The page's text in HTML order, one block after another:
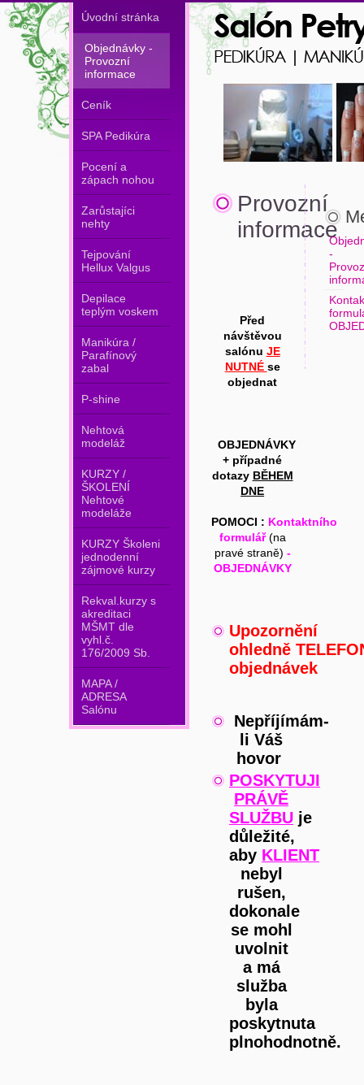
Úvodní stránka
Objednávky -
Provozní
informace
Ceník
SPA Pedikúra
Pocení a
zápach nohou
Zarůstajíci
nehty
Tejpování
Hellux Valgus
Depilace
teplým voskem
Manikúra /
Parafínový
zabal
P-shine
Nehtová
modeláž
KURZY /
ŠKOLENÍ
Nehtové
modeláže
KURZY Školeni
jednodenní
zájmové kurzy
Rekval.kurzy s
akreditaci
MŠMT dle
vyhl.č.
176/2009 Sb.
MAPA /
ADRESA
Salónu
Provozní
informace
Před
návštěvou
salónu JE
NUTNÉ se
objednat
OBJEDNÁVKY
+ případné
dotazy BĚHEM
DNE
POMOCI : Kontaktního
formulář(na
pravé straně) -
OBJEDNÁVKY
Upozornění
ohledně
objednávek
Nepříjímám-
li Váš
hovor
POSKYTUJI
PRÁVĚ
SLUŽBU je
důležité,
aby KLIENT
nebyl
rušen,
dokonale
se mohl
uvolnit
a má
služba
byla
poskytnuta
plnohodnotně.
-